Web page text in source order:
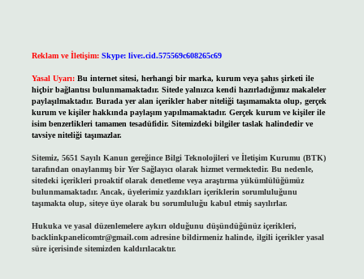
Reklam ve İletişim: Skype: live:.cid.575569c608265c69
Yasal Uyarı: Bu internet sitesi, herhangi bir marka, kurum veya şahıs şirketi ile
hiçbir bağlantısı bulunmamaktadır. Sitede yalnızca kendi hazırladığımız makaleler
paylaşılmaktadır. Burada yer alan içerikler haber niteliği taşımamakta olup, gerçek
kurum ve kişiler hakkında paylaşım yapılmamaktadır. Gerçek kurum ve kişiler ile
isim benzerlikleri tamamen tesadüfidir. Sitemizdeki bilgiler taslak halindedir ve
tavsiye niteliği taşımazlar.
Sitemiz, 5651 Sayılı Kanun gereğince Bilgi Teknolojileri ve İletişim Kurumu (BTK)
tarafından onaylanmış bir Yer Sağlayıcı olarak hizmet vermektedir. Bu nedenle,
sitedeki içerikleri proaktif olarak denetleme veya araştırma yükümlülüğümüz
bulunmamaktadır. Ancak, üyelerimiz yazdıkları içeriklerin sorumluluğunu
taşımakta olup, siteye üye olarak bu sorumluluğu kabul etmiş sayılırlar.
Hukuka ve yasal düzenlemelere aykırı olduğunu düşündüğünüz içerikleri,
backlinkpanelicomtr@gmail.comadresine bildirmeniz halinde, ilgili içerikler yasal
süre içerisinde sitemizden kaldırılacaktır.